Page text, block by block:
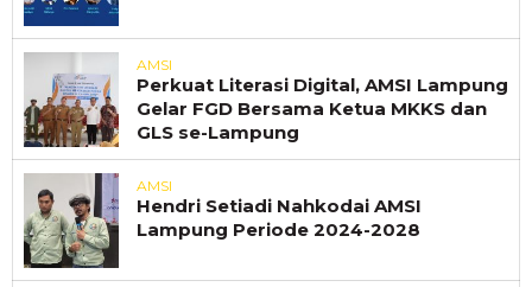
AMSI
Perkuat Literasi Digital, AMSI Lampung
Gelar FGD Bersama Ketua MKKS dan
GLS se-Lampung
AMSI
Hendri Setiadi Nahkodai AMSI
Lampung Periode 2024-2028